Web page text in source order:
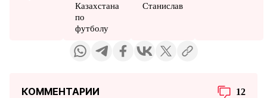
Казахстана
по
футболу
Станислав
КОММЕНТАРИИ 12